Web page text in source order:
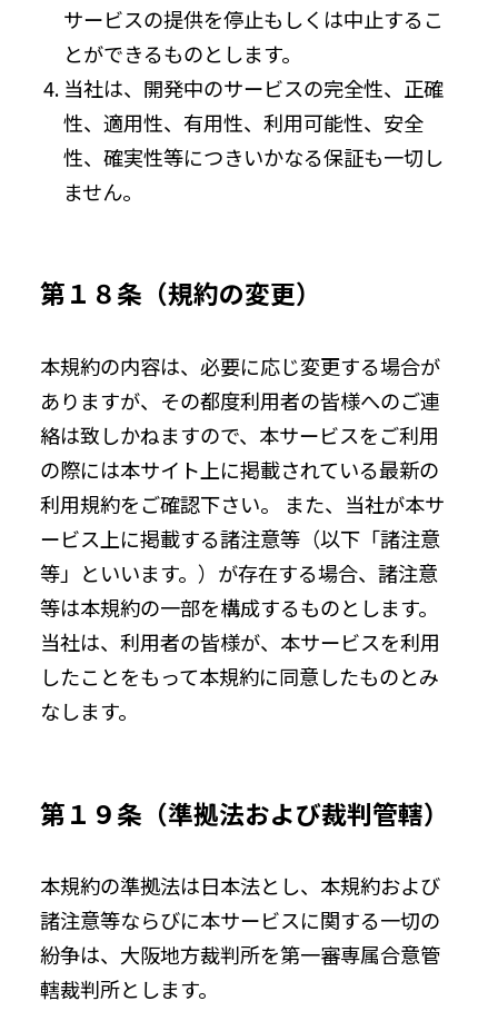
サービスの提供を停止もしくは中止するこ
とができるものとします。
当社は、開発中のサービスの完全性、正確
性、適用性、有用性、利用可能性、安全
性、確実性等につきいかなる保証も一切し
ません。
第１８条（規約の変更）
本規約の内容は、必要に応じ変更する場合が
ありますが、その都度利用者の皆様へのご連
絡は致しかねますので、本サービスをご利用
の際には本サイト上に掲載されている最新の
利用規約をご確認下さい。 また、当社が本サ
ービス上に掲載する諸注意等（以下「諸注意
等」といいます。）が存在する場合、諸注意
等は本規約の一部を構成するものとします。
当社は、利用者の皆様が、本サービスを利用
したことをもって本規約に同意したものとみ
なします。
第１９条（準拠法および裁判管轄）
本規約の準拠法は日本法とし、本規約および
諸注意等ならびに本サービスに関する一切の
紛争は、大阪地方裁判所を第一審専属合意管
轄裁判所とします。